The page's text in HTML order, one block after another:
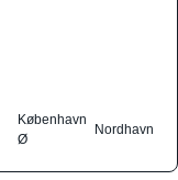
København
Ø
Nordhavn